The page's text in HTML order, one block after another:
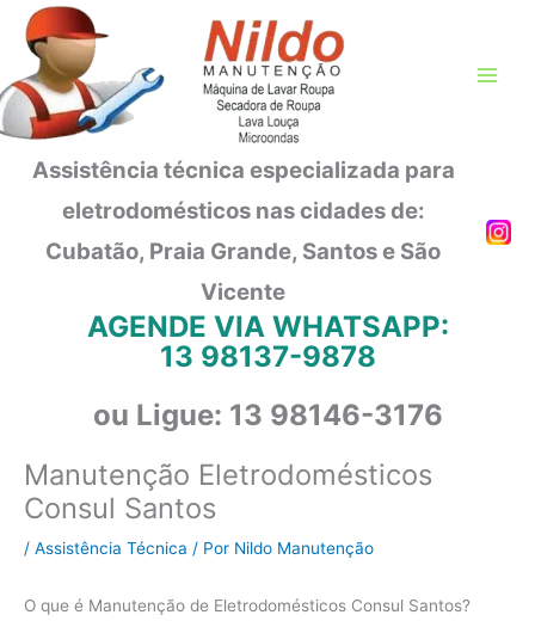
para
conteúdo
Assistência técnica especializada para
eletrodomésticos nas cidades de:
Cubatão, Praia Grande, Santos e São
Vicente
AGENDE VIA WHATSAPP:
13 98137-9878
ou Ligue: 13 98146-3176
Manutenção Eletrodomésticos
Consul Santos
/ Assistência Técnica / Por Nildo Manutenção
O que é Manutenção de Eletrodomésticos Consul Santos?